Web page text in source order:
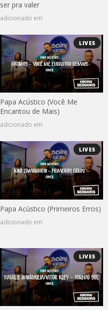
ser pra valer
adicionado em
LIVES
Papa Acústico (Você Me
Encantou de Mais)
adicionado em
LIVES
Papa Acústico (Primeiros Erros)
adicionado em
LIVES